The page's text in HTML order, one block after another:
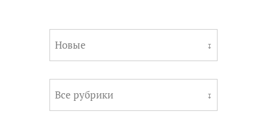
Новые ↧
Все рубрики ↧